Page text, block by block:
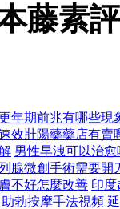
藤素
年期前兆有哪些現
效壯陽藥藥店有賣
男性早洩可以治愈
腺微創手術需要開
不好怎麼改善 印
助勃按摩手法視頻